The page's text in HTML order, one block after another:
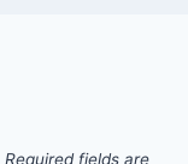
Required fields are